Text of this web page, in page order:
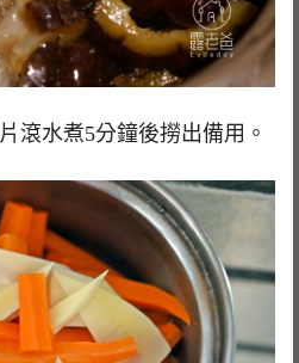
滾水煮5分鐘後撈出備用。